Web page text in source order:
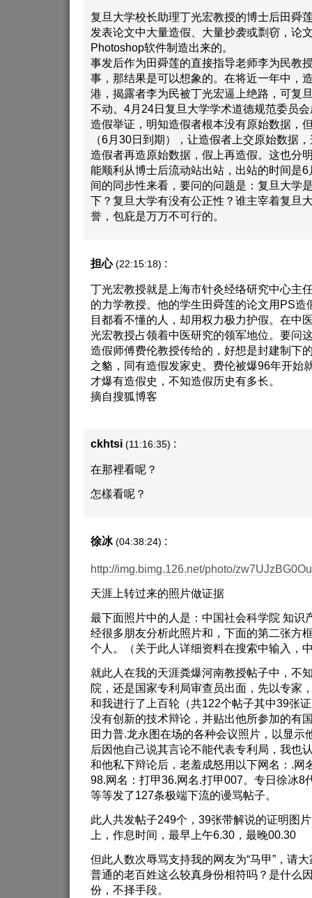
复旦大学校长助理丁光宏教授的博士后田舜
发表论文中大量造假、大量抄袭或剽窃，论
Photoshop软件制造出来的。
事发后作为田舜莲的直接指导老师李为民教
事，那结果是可以想象的。在将近一年中，
港，揭露者李为民被丁光宏逼上绝路，可复
不动。4月24日复旦大学学术道德规范委员
造假举证，明知造假者根本没有原始数据，
（6月30日到期），让造假者上交原始数据
造假者再造原始数据，假上再造假。这也分
能顺利从博士后流动站出站，出站的时间是
间的同步性来看，要问的问题是：复旦大学
下？复旦大学有没有公正性？谁主宰着复旦
誉，包庇是万万不可行的。
担心 (22:15:18) :
丁光宏教授就是上海市针灸经络研究中心主
的力学教授。他的学生田舜莲的论文用PS造
目都看不懂的人，却用权力极力护假。在中
光宏教授占领着中医研究的领军地位。要问
造假师傅费伦教授传给的，好想是封建制下
之貉，同有造假发家史。费伦被爆96年开始
才爆有造假史，不知造假历史有多长。
摘自搜狐博客
ckhtsi (11:16:35) :
在那裡看呢？
怎樣看呢？
徐冰 (04:38:24) :
http://img.bimg.126.net/photo/
天涯上转过来的照片做证据
最下面照片中的人是：中国社会科学院 知识
经很多朋友分析此照片和，下面的第二张方
个人。（关于此人详细资料在搜索中输入，
就此人在我的天涯粪爆河南教授帖子中，不
院，还是国家专利局审查员出面，先以专家
和我进行了上百轮（共122个帖子其中39张
没有创新的技术辩论，并贴出他所参加的有
田力普.龙永图在场的各种会议照片，以显示
后因他自己说其言论不能代表专利局，我也
和他私下辩论后，老羞成怒用以下网名：.网
98.网名：打甲36.网名.打甲007。专日徐冰
等等发了127条极端下流的谩骂帖子。
此人共发帖子249个，39张带解说的证明图
上，作息时间，最早上午6.30，最晚00.30
但此人数次辱骂支持我的网友为“马甲”，请
普通的老百姓这么较真身份相符吗？是什么
份，不择手段。